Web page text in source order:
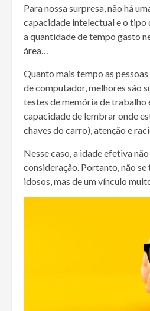
Para nossa surpresa, não há
capacidade intelectual e o tipo
a quantidade de tempo gasto
área…
Quanto mais tempo as
de computador, melhores são
testes de memória de trabalho
capacidade de lembrar onde
chaves do carro), atenção e
Nesse caso, a idade efetiva
consideração. Portanto, não se
idosos, mas de um vínculo